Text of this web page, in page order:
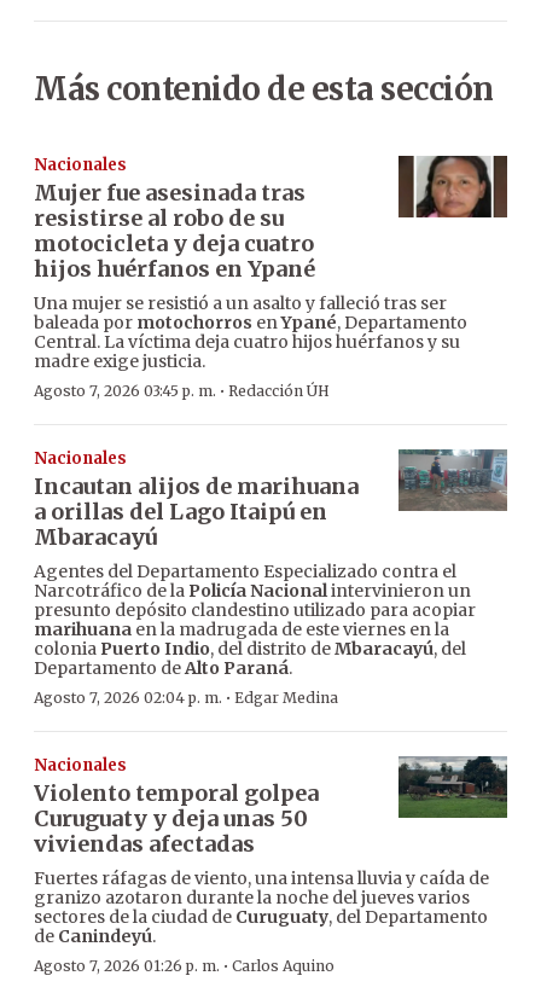
Más contenido de esta sección
Nacionales
Mujer fue asesinada tras
resistirse al robo de su
motocicleta y deja cuatro
hijos huérfanos en Ypané
Una mujer se resistió a un asalto y falleció tras ser
baleada por motochorros enYpané, Departamento
Central. La víctima deja cuatro hijos huérfanos y su
madre exige justicia.
Agosto 7, 2026 03:45 p. m. · Redacción ÚH
Nacionales
Incautan alijos de marihuana
a orillas del Lago Itaipú en
Mbaracayú
Agentes del Departamento Especializado contra el
Narcotráfico de la Policía Nacionalintervinieron un
presunto depósito clandestino utilizado para acopiar
marihuana en la madrugada de este viernes en la
colonia Puerto Indio, del distrito deMbaracayú, del
Departamento deAlto Paraná.
Agosto 7, 2026 02:04 p. m. · Edgar Medina
Nacionales
Violento temporal golpea
Curuguaty y deja unas 50
viviendas afectadas
Fuertes ráfagas de viento, una intensa lluvia y caída de
granizo azotaron durante la noche del jueves varios
sectores de la ciudad de Curuguaty, del Departamento
de Canindeyú.
Agosto 7, 2026 01:26 p. m. · Carlos Aquino